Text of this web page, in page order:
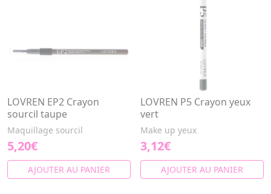
LOVREN EP2 Crayon
sourcil taupe
Maquillage sourcil
5,20€
AJOUTER AU PANIER
LOVREN P5 Crayon yeux
vert
Make up yeux
3,12€
AJOUTER AU PANIER